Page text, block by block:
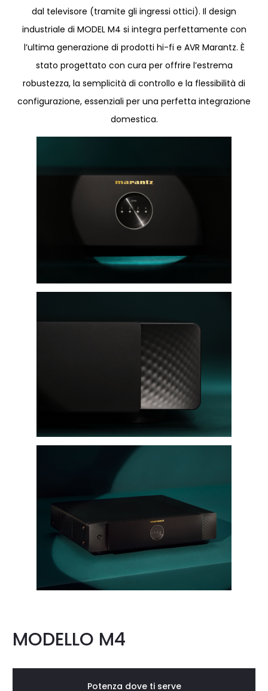
dal televisore (tramite gli ingressi ottici). Il design
industriale di MODEL M4 si integra perfettamente con
l’ultima generazione di prodotti hi-fi e AVR Marantz. È
stato progettato con cura per offrire l’estrema
robustezza, la semplicità di controllo e la flessibilità di
configurazione, essenziali per una perfetta integrazione
domestica.
MODELLO M4
Potenza dove ti serve